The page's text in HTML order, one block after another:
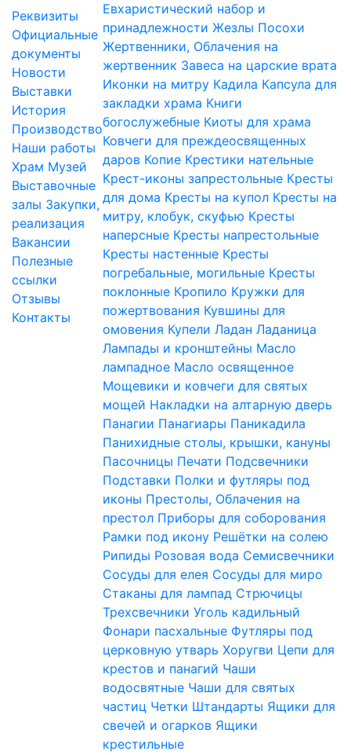
Реквизиты
Официальные
документы
Новости
Выставки
История
Производство
Наши работы
Храм Музей
Выставочные
залы Закупки,
реализация
Вакансии
Полезные
ссылки
Отзывы
Контакты
Евхаристический набор и
принадлежности Жезлы Посохи
Жертвенники, Облачения на
жертвенник Завеса на царские врата
Иконки на митру Кадила Капсула для
закладки храма Книги
богослужебные Киоты для храма
Ковчеги для преждеосвященных
даров Копие Крестики нательные
Крест-иконы запрестольные Кресты
для дома Кресты на купол Кресты на
митру, клобук, скуфью Кресты
наперсные Кресты напрестольные
Кресты настенные Кресты
погребальные, могильные Кресты
поклонные Кропило Кружки для
пожертвования Кувшины для
омовения Купели Ладан Ладаница
Лампады и кронштейны Масло
лампадное Масло освященное
Мощевики и ковчеги для святых
мощей Накладки на алтарную дверь
Панагии Панагиары Паникадила
Панихидные столы, крышки, кануны
Пасочницы Печати Подсвечники
Подставки Полки и футляры под
иконы Престолы, Облачения на
престол Приборы для соборования
Рамки под икону Решётки на солею
Рипиды Розовая вода Семисвечники
Сосуды для елея Сосуды для миро
Стаканы для лампад Стрючицы
Трехсвечники Уголь кадильный
Фонари пасхальные Футляры под
церковную утварь Хоругви Цепи для
крестов и панагий Чаши
водосвятные Чаши для святых
частиц Четки Штандарты Ящики для
свечей и огарков Ящики
крестильные